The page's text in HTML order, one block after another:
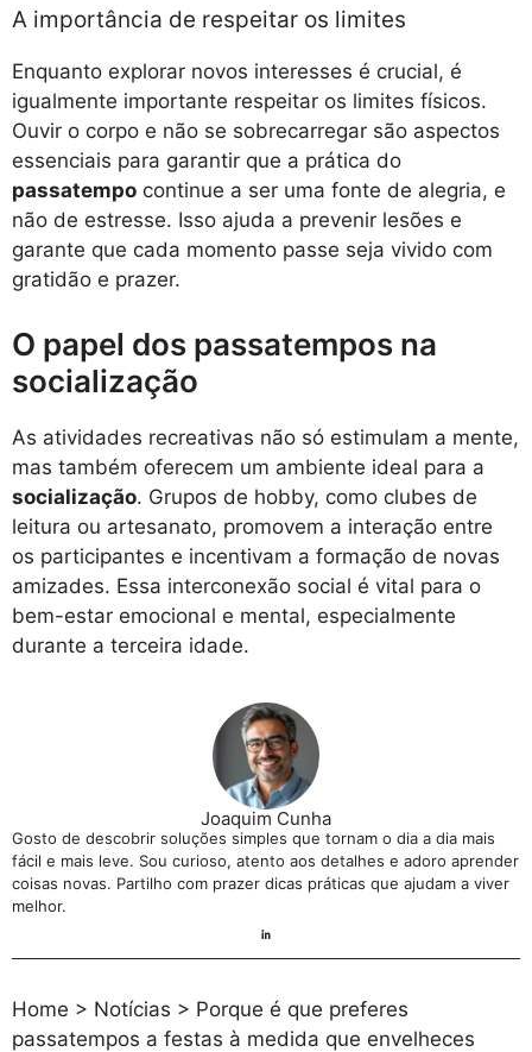
A importância de respeitar os limites
Enquanto explorar novos interesses é crucial, é
igualmente importante respeitar os limites físicos.
Ouvir o corpo e não se sobrecarregar são aspectos
essenciais para garantir que a prática do
passatempo continue a ser uma fonte de alegria, e
não de estresse. Isso ajuda a prevenir lesões e
garante que cada momento passe seja vivido com
gratidão e prazer.
O papel dos passatempos na
socialização
As atividades recreativas não só estimulam a mente,
mas também oferecem um ambiente ideal para a
socialização. Grupos de hobby, como clubes de
leitura ou artesanato, promovem a interação entre
os participantes e incentivam a formação de novas
amizades. Essa interconexão social é vital para o
bem-estar emocional e mental, especialmente
durante a terceira idade.
Joaquim Cunha
Gosto de descobrir soluções simples que tornam o dia a dia mais
fácil e mais leve. Sou curioso, atento aos detalhes e adoro aprender
coisas novas. Partilho com prazer dicas práticas que ajudam a viver
melhor.
Home > Notícias > Porque é que preferes
passatempos a festas à medida que envelheces